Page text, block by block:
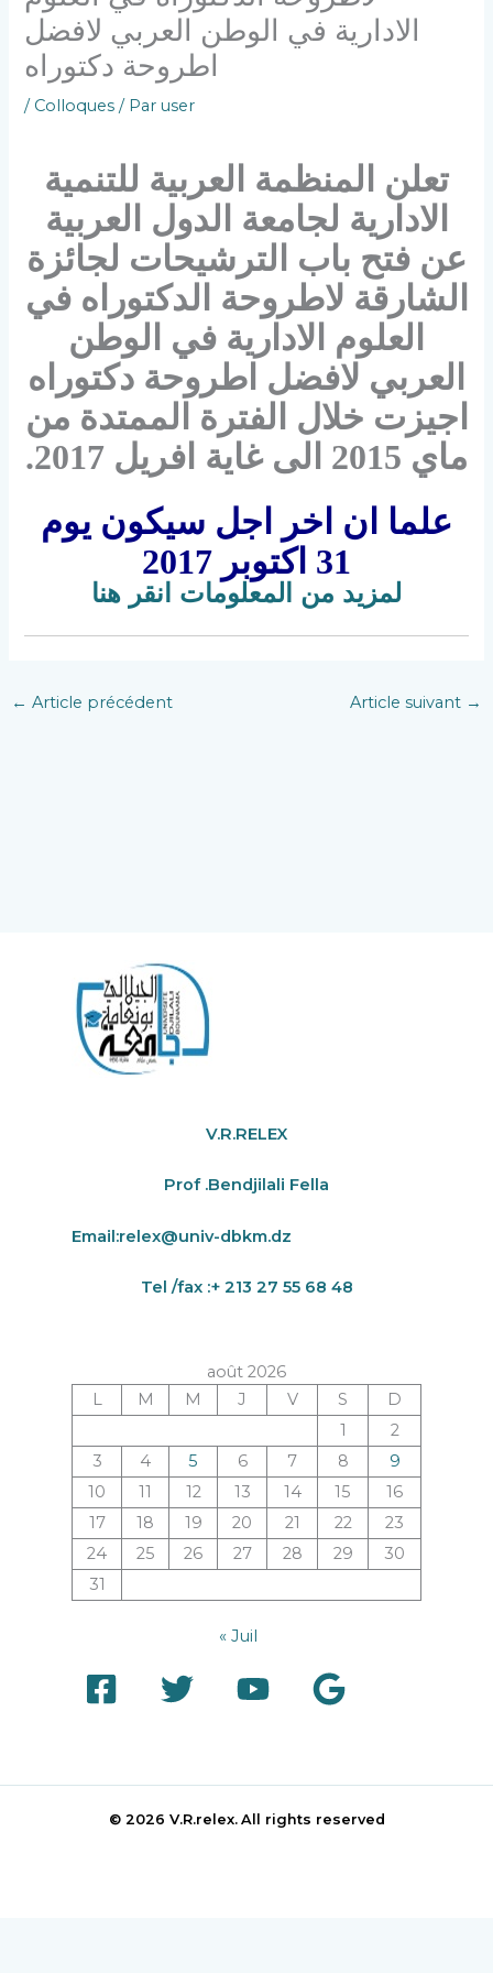
الادارية في الوطن العربي لافضل
اطروحة دكتوراه
/ Colloques / Paruser
تعلن المنظمة العربية للتنمية
الادارية لجامعة الدول العربية
عن فتح باب الترشيحات لجائزة
الشارقة لاطروحة الدكتوراه في
العلوم الادارية في الوطن
العربي لافضل اطروحة دكتوراه
اجيزت خلال الفترة الممتدة من
ماي 2015 الى غاية افريل 2017.
علما ان اخر اجل سيكون يوم
31 اكتوبر 2017
لمزيد من المعلومات انقر هنا
← Article précédent Article suivant →
V.R.RELEX
Prof .Bendjilali Fella
Email:relex@univ-dbkm.dz
Tel /fax :+ 213 27 55 68 48
août 2026
L
M M J V S
D
1
2
3
4 5 6 7 8
9
10
11 12 13 14 15
16
17
18 19 20 21 22
23
24
25 26 27 28 29
30
31
« Juil
© 2026 V.R.relex. All rights reserved